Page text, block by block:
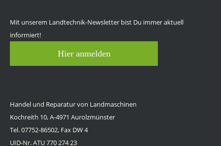
Mit unserem Landtechnik-Newsletter bist Du immer aktuell
informiert!
Hier anmelden
Handel und Reparatur von Landmaschinen
Kochreith 10, A-4971 Aurolzmünster
Tel. 07752-86502, Fax DW 4
UID-Nr. ATU 770 274 23